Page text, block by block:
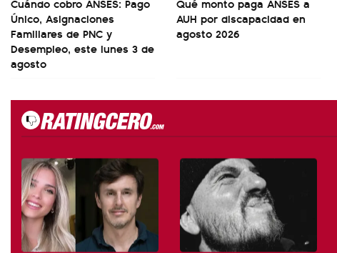
Cuándo cobro ANSES: Pago
Único, Asignaciones
Familiares de PNC y
Desempleo, este lunes 3 de
agosto
Qué monto paga ANSES a
AUH por discapacidad en
agosto 2026